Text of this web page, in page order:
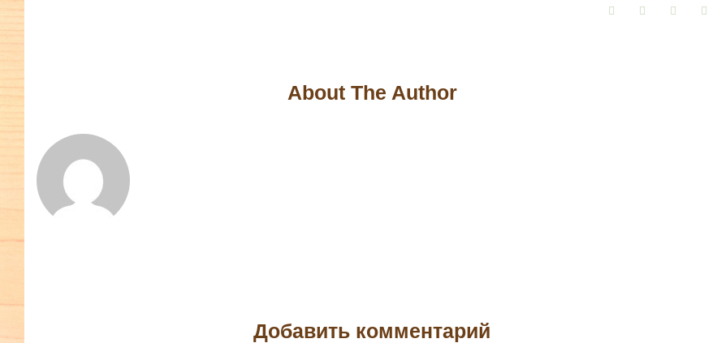
FacebookTwitter Google+
About The Author
Добавить комментарий